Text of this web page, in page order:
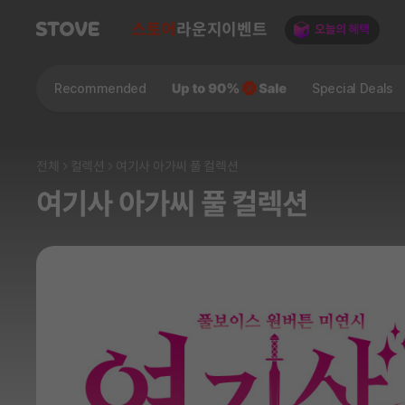
스토어 라운지 이벤트
Recommended Special Deals
전체 컬렉션 여기사 아가씨 풀 컬렉션
여기사 아가씨 풀 컬렉션